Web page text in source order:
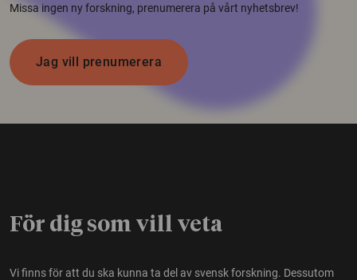
Missa ingen ny forskning, prenumerera på vårt nyhetsbrev!
Jag vill prenumerera
För dig som vill veta
Vi finns för att du ska kunna ta del av svensk forskning. Dessutom